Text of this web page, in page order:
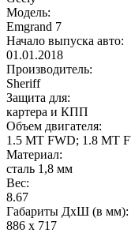
Модель:
Emgrand 7
Начало выпуска авто:
01.01.2018
Производитель:
Sheriff
Защита для:
картера и КПП
Объем двигателя:
1.5 MT FWD; 1.8 MT
Материал:
сталь 1,8 мм
Вес:
8.67
Габариты ДхШ (в мм):
886 х 717